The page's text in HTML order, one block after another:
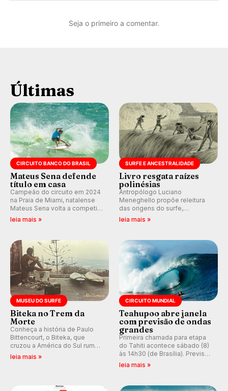
Seja o primeiro a comentar.
Últimas
CIRCUITO BANCO DO BRASIL
Mateus Sena defende
título em casa
Campeão do circuito em 2024
na Praia de Miami, natalense
Mateus Sena volta a competir
em casa em busca de manter a
leia mais »
SURFE E ANCESTRALIDADE
Livro resgata raízes
polinésias
Antropólogo Luciano
Meneghello propõe releitura
das origens do surfe,
resgatando a cultura polinésia
prática em esporte e indústria.
leia mais »
MUSEU DO SURFE
Biteka no Trem da
Morte
Conheça a história de Paulo
Bittencourt, o Biteka, que
cruzou a América do Sul rumo
ao Pacífico em uma jornada
leia mais »
CIRCUITO MUNDIAL
Teahupoo abre janela
com previsão de ondas
grandes
Primeira chamada para etapa
do Tahiti acontece sábado (8)
às 14h30 (de Brasília). Previsão
indica swell consistente.
Kelly Slater convidado.
leia mais »